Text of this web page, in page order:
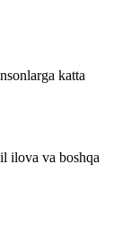
katta
ilova va boshqa